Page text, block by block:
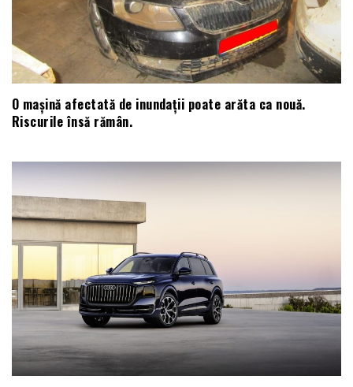
O mașină afectată de inundații poate arăta ca nouă.
Riscurile însă rămân.